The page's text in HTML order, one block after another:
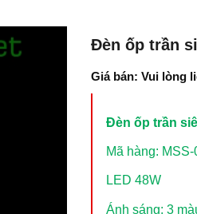
Đèn ốp trần
Giá bán: Vui lòng
Đèn ốp trần
Mã hàng:
LED 48W
Ánh sáng: 3